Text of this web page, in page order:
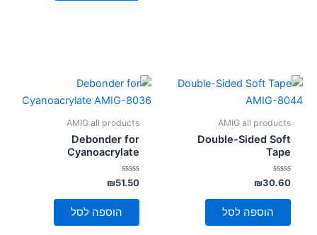
AMIG all products
Double-Sided Soft
Tape
דורג
0
מתוך
₪30.60
הוספה לסל
AMIG all products
Debonder for
Cyanoacrylate
דורג
0
מתוך
₪51.50
הוספה לסל